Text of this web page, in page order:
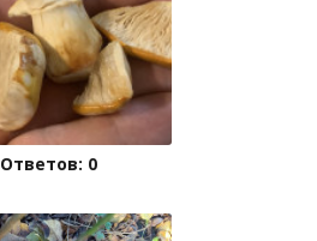
Ответов: 0